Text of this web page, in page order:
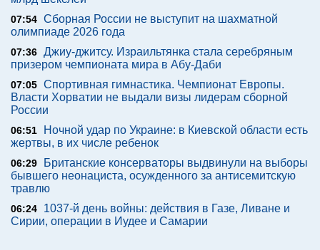
07:54 Сборная России не выступит на шахматной
олимпиаде 2026 года
07:36 Джиу-джитсу. Израильтянка стала серебряным
призером чемпионата мира в Абу-Даби
07:05 Спортивная гимнастика. Чемпионат Европы.
Власти Хорватии не выдали визы лидерам сборной
России
06:51
Ночной удар по Украине: в Киевской области есть
жертвы, в их числе ребенок
06:29
Британские консерваторы выдвинули на выборы
бывшего неонациста, осужденного за антисемитскую
травлю
06:24
1037-й день войны: действия в Газе, Ливане и
Сирии, операции в Иудее и Самарии